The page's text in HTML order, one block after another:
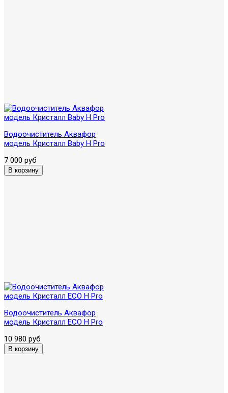
Водоочиститель Аквафор
модель Кристалл Baby H Pro
7 000 руб
Водоочиститель Аквафор
модель Кристалл ECO H Pro
10 980 руб